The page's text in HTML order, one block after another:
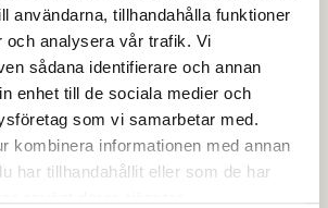
användarna, tillhandahålla funktioner
och analysera vår trafik. Vi
sådana identifierare och annan
enhet till de sociala medier och
som vi samarbetar med.
kombinera informationen med annan
har tillhandahållit eller som de har